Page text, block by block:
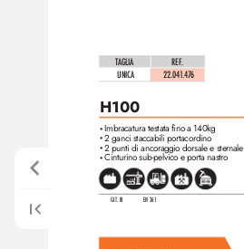
• Imbracatura testata fino a 140kg
• 2 ganci staccabili portacordino
• 2 punti di ancoraggio dorsale e sternale
• Cinturino sub-pelvico e porta nastro
CAT. III EN 361
H100
TAGLIA REF.
UNICA 22.041.476